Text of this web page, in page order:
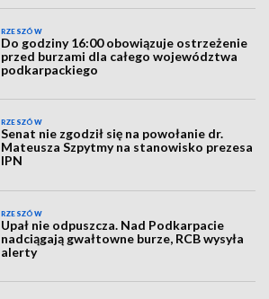
RZESZÓW
Do godziny 16:00 obowiązuje ostrzeżenie
przed burzami dla całego województwa
podkarpackiego
RZESZÓW
Senat nie zgodził się na powołanie dr.
Mateusza Szpytmy na stanowisko prezesa
IPN
RZESZÓW
Upał nie odpuszcza. Nad Podkarpacie
nadciągają gwałtowne burze, RCB wysyła
alerty